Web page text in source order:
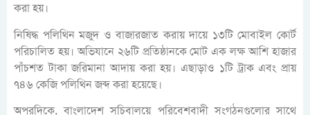
করা হয়।
নিষিদ্ধ পলিথিন মজুদ ও বাজারজাত করায় দায়ে ১৩টি মোবাইল কোর্ট
পরিচালিত হয়। অভিযানে ২৬টি প্রতিষ্ঠানকে মোট এক লক্ষ আশি হাজার
পাঁচশত টাকা জরিমানা আদায় করা হয়। এছাড়াও ১টি ট্রাক এবং প্রায়
৭৪৬ কেজি পলিথিন জব্দ করা হয়েছে।
অপরদিকে, বাংলাদেশ সচিবালয়ে পরিবেশবাদী সংগঠনগুলোর সাথে